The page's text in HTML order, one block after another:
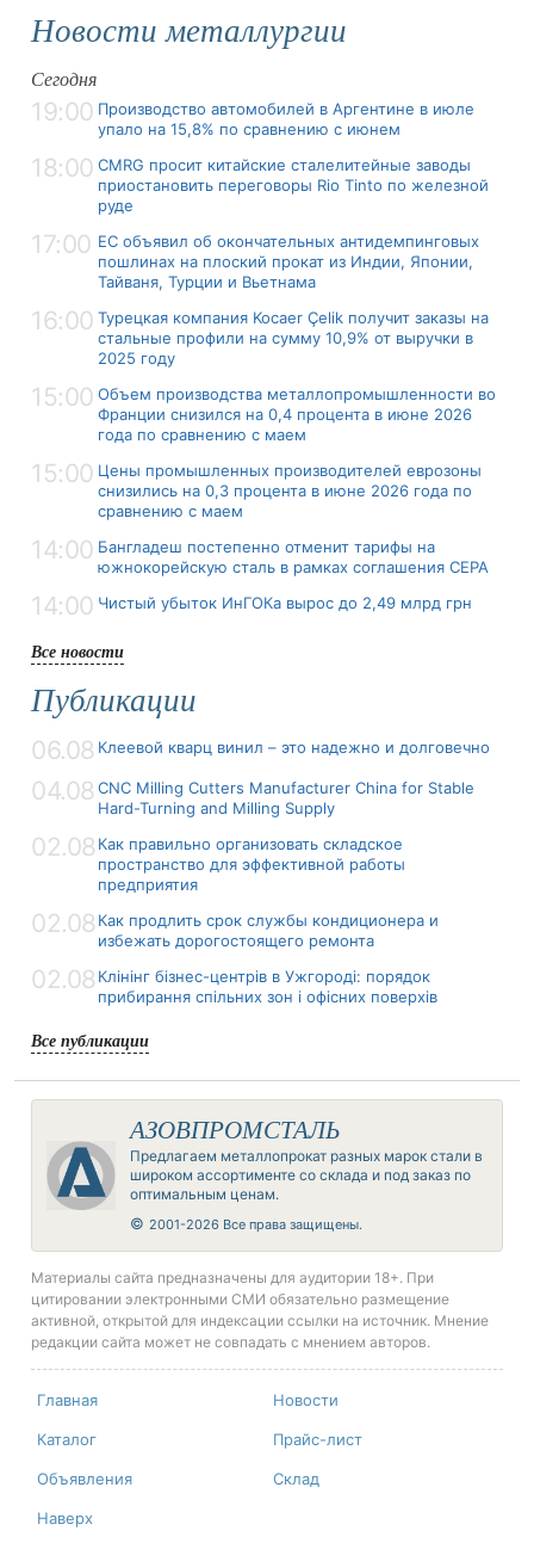
Новости металлургии
Сегодня
19:00 Производство автомобилей в Аргентине в июле
упало на 15,8% по сравнению с июнем
18:00 CMRG просит китайские сталелитейные заводы
приостановить переговоры Rio Tinto по железной
руде
17:00 ЕС объявил об окончательных антидемпинговых
пошлинах на плоский прокат из Индии, Японии,
Тайваня, Турции и Вьетнама
16:00 Турецкая компания Kocaer Çelik получит заказы на
стальные профили на сумму 10,9% от выручки в
2025 году
15:00 Объем производства металлопромышленности во
Франции снизился на 0,4 процента в июне 2026
года по сравнению с маем
15:00 Цены промышленных производителей еврозоны
снизились на 0,3 процента в июне 2026 года по
сравнению с маем
14:00 Бангладеш постепенно отменит тарифы на
южнокорейскую сталь в рамках соглашения CEPA
14:00 Чистый убыток ИнГОКа вырос до 2,49 млрд грн
Все новости
Публикации
06.08 Клеевой кварц винил – это надежно и долговечно
04.08 CNC Milling Cutters Manufacturer China for Stable
Hard-Turning and Milling Supply
02.08 Как правильно организовать складское
пространство для эффективной работы
предприятия
02.08 Как продлить срок службы кондиционера и
избежать дорогостоящего ремонта
02.08 Клінінг бізнес-центрів в Ужгороді: порядок
прибирання спільних зон і офісних поверхів
Все публикации
АЗОВПРОМСТАЛЬ
Предлагаем металлопрокат разных марок стали в
широком ассортименте со склада и под заказ по
оптимальным ценам.
© 2001-2026 Все права защищены.
Материалы сайта предназначены для аудитории 18+. При
цитировании электронными СМИ обязательно размещение
активной, открытой для индексации ссылки на источник. Мнение
редакции сайта может не совпадать с мнением авторов.
Главная Новости
Каталог Прайс-лист
Объявления Склад
Наверх